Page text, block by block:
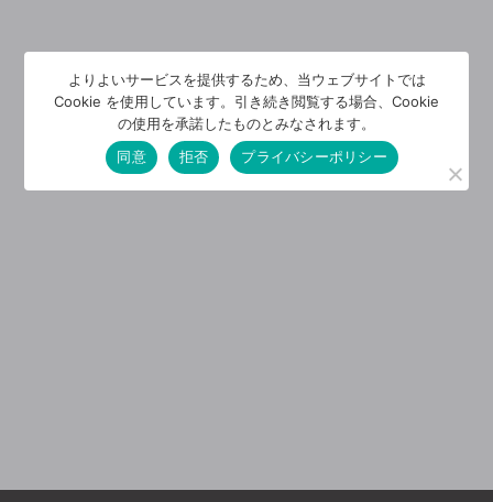
よりよいサービスを提供するため、当ウェブサイトでは
Cookie を使用しています。引き続き閲覧する場合、Cookie
の使用を承諾したものとみなされます。
同意
拒否 プライバシーポリシー